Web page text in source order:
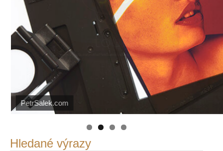
PetrSalek.com
https://kuula.co/profile/PetrSalek/collections
Náš mediální partner
Hledané výrazy